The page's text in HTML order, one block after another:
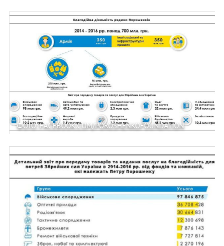
ФОТО: FACEBOOK.COM/POROSHENKOFOUNDATION